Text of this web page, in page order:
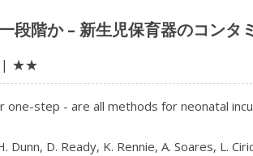
段階か – 新生児保育器のコン
★★
one-step - are all methods for neonatal
Dunn, D. Ready, K. Rennie, A. Soares, L.